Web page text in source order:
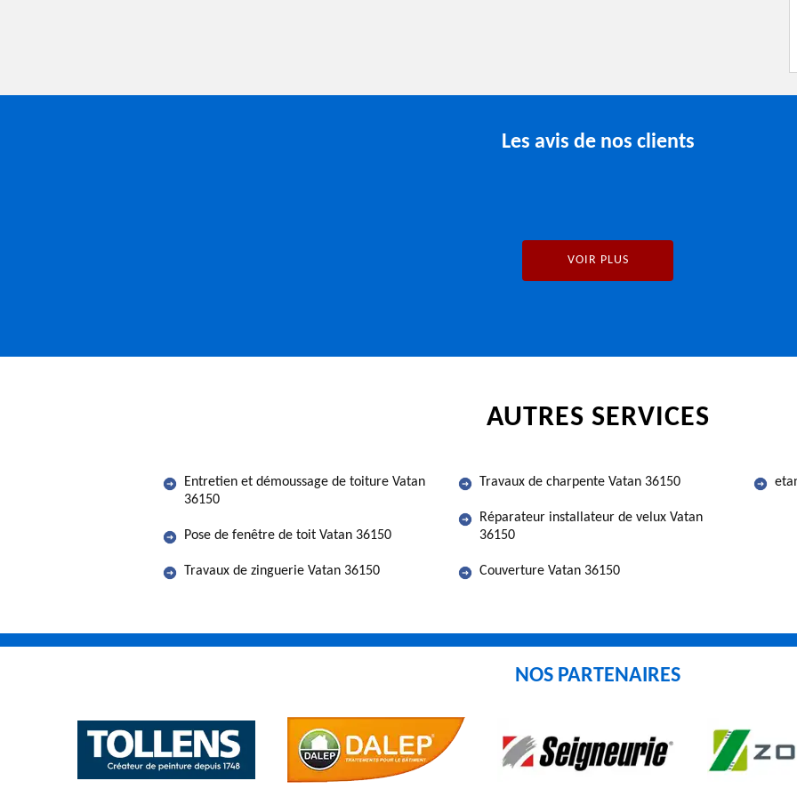
Les avis de nos clients
VOIR PLUS
AUTRES SERVICES
Entretien et démoussage de toiture Vatan
36150
Pose de fenêtre de toit Vatan 36150
Travaux de zinguerie Vatan 36150
Travaux de charpente Vatan 36150
Réparateur installateur de velux Vatan
36150
Couverture Vatan 36150
NOS PARTENAIRES